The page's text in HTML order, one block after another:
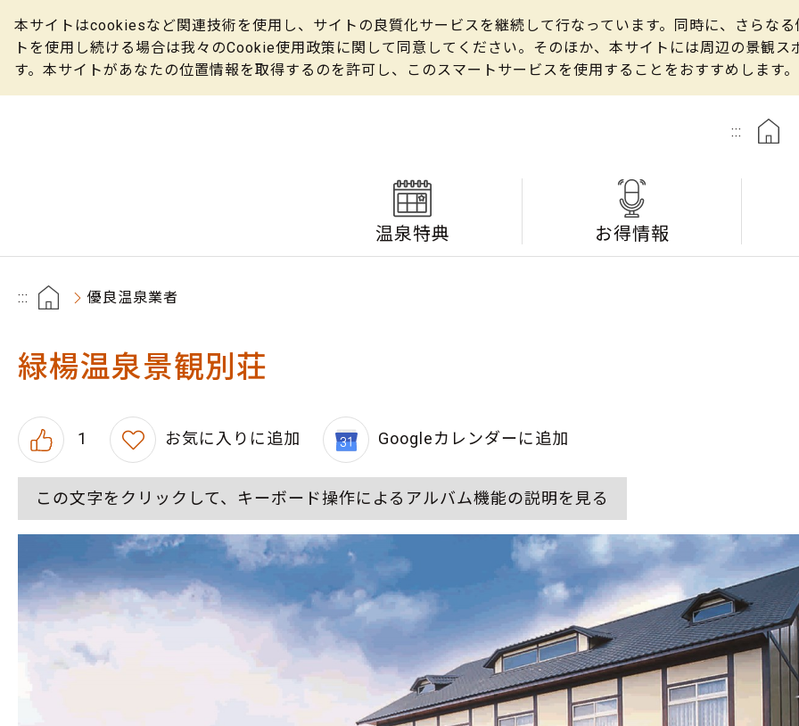
本サイトはcookiesなど関連技術を使用し、サイトの良質化サービスを継続して行なっています。同時に、さらな
トを使用し続ける場合は我々のCookie使用政策に関して同意してください。そのほか、本サイトには周辺の景観
す。本サイトがあなたの位置情報を取得するのを許可し、このスマートサービスを使用することをおすすめします。
:::
温泉特典 お得情報
::: 優良温泉業者
緑楊温泉景観別荘
1 お気に入りに追加 Googleカレンダーに追加
この文字をクリックして、キーボード操作によるアルバム機能の説明を見る